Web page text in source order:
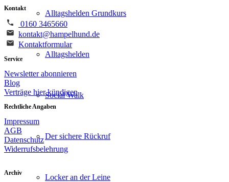
Alltagshelden Grundkurs
Alltagshelden
Social Walk
Der sichere Rückruf
Locker an der Leine
Kontakt
0160 3465660
kontakt@hampelhund.de
Kontaktformular
Service
Newsletter abonnieren
Blog
Verträge hier kündigen
Rechtliche Angaben
Impressum
AGB
Datenschutz
Widerrufsbelehrung
Archiv